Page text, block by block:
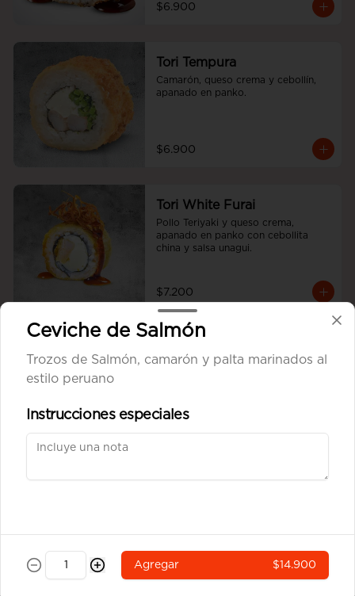
$6.900
Tori Tempura
Camarón, queso crema y cebollín,
apanado en panko.
$6.900
Tori White Furai
Pollo Teriyaki y queso crema,
apanado en panko con cebollita
china y salsa unagui.
$7.200
Camarón y queso crema envuelto en
$6.900
$6.900
Ceviche de Salmón
Trozos de Salmón, camarón y palta marinados al
estilo peruano
Instrucciones especiales
Agregar $14.900